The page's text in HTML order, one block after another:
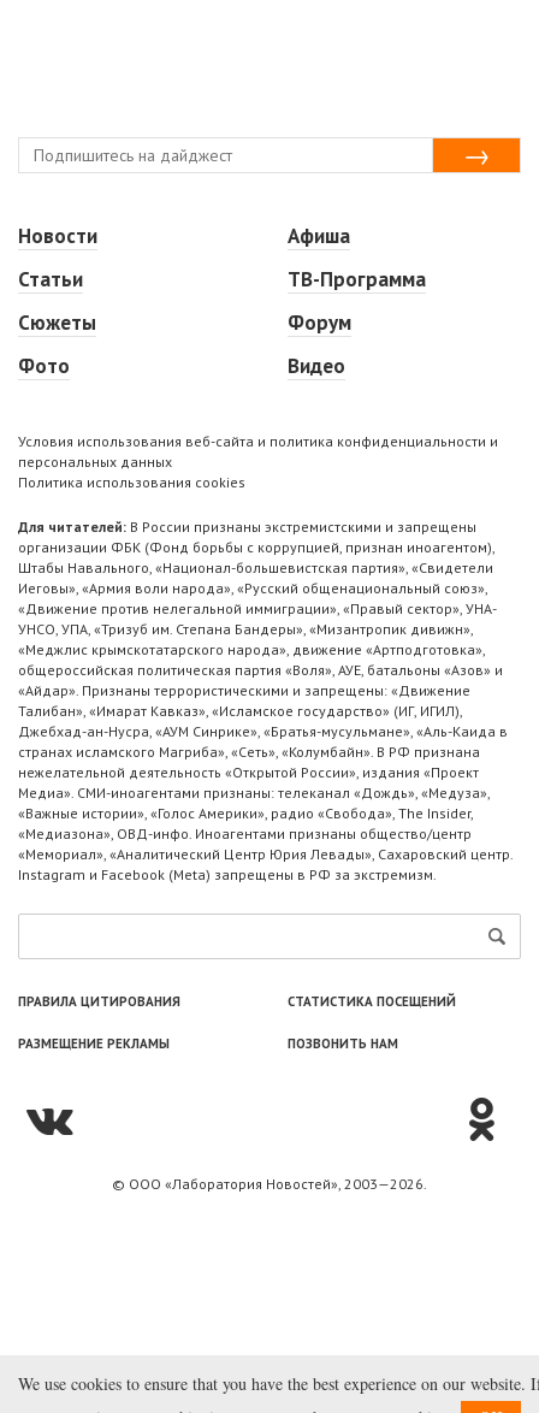
Новости
Статьи
Сюжеты
Фото
Афиша
ТВ-Программа
Форум
Видео
Условия использования веб-сайта и политика конфиденциальности и
персональных данных
Политика использования cookies
Для читателей: В России признаны экстремистскими и запрещены
организации ФБК (Фонд борьбы с коррупцией, признан иноагентом),
Штабы Навального, «Национал-большевистская партия», «Свидетели
Иеговы», «Армия воли народа», «Русский общенациональный союз»,
«Движение против нелегальной иммиграции», «Правый сектор», УНА-
УНСО, УПА, «Тризуб им. Степана Бандеры», «Мизантропик дивижн»,
«Меджлис крымскотатарского народа», движение «Артподготовка»,
общероссийская политическая партия «Воля», АУЕ, батальоны «Азов» и
«Айдар». Признаны террористическими и запрещены: «Движение
Талибан», «Имарат Кавказ», «Исламское государство» (ИГ, ИГИЛ),
Джебхад-ан-Нусра, «АУМ Синрике», «Братья-мусульмане», «Аль-Каида в
странах исламского Магриба», «Сеть», «Колумбайн». В РФ признана
нежелательной деятельность «Открытой России», издания «Проект
Медиа». СМИ-иноагентами признаны: телеканал «Дождь», «Медуза»,
«Важные истории», «Голос Америки», радио «Свобода», The Insider,
«Медиазона», ОВД-инфо. Иноагентами признаны общество/центр
«Мемориал», «Аналитический Центр Юрия Левады», Сахаровский центр.
Instagram и Facebook (Metа) запрещены в РФ за экстремизм.
ПРАВИЛА ЦИТИРОВАНИЯ СТАТИСТИКА ПОСЕЩЕНИЙ
РАЗМЕЩЕНИЕ РЕКЛАМЫ ПОЗВОНИТЬ НАМ
© ООО «Лаборатория Новоcтей», 2003—2026.
We use cookies to ensure that you have the best experience on our website.